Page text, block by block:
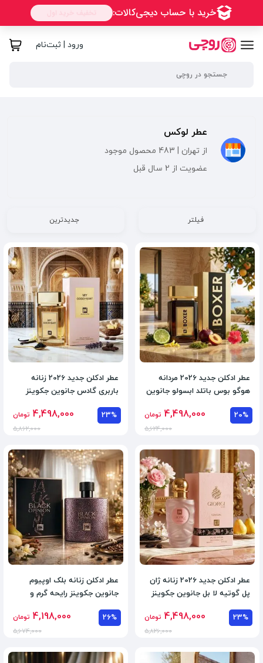
ورود | ثبت‌نام
عطر لوکس
از تهران | 483 محصول موجود
عضویت از 2 سال قبل
فیلتر جدیدترین
عطر ادکلن جدید 2026 مردانه
هوگو بوس باتلد ابسولو جانوین
20%
4,498,000 تومان
5,624,000
عطر ادکلن جدید 2026 زنانه
باربری گادس جانوین جکوینز
23%
4,498,000 تومان
5,862,000
عطر ادکلن جدید 2026 زنانه ژان
پل گوتیه لا بل جانوین جکوینز
23%
4,498,000 تومان
5,826,000
عطر ادکلن زنانه بلک اوپیوم
جانوین جکوینز رایحه گرم و
26%
4,198,000 تومان
5,674,000